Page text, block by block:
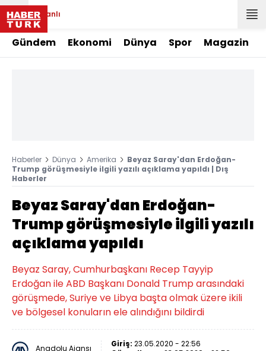
Canlı
Gündem Ekonomi Dünya Spor Magazin
Haberler Dünya Amerika
Beyaz Saray'dan Erdoğan-
Trump görüşmesiyle ilgili yazılı açıklama yapıldı | Dış
Haberler
Beyaz Saray'dan Erdoğan-
Trump görüşmesiyle ilgili yazılı
açıklama yapıldı
Beyaz Saray, Cumhurbaşkanı Recep Tayyip
Erdoğan ile ABD Başkanı Donald Trump arasındaki
görüşmede, Suriye ve Libya başta olmak üzere ikili
ve bölgesel konuların ele alındığını bildirdi
Anadolu Ajansı Giriş: 23.05.2020 - 22:56